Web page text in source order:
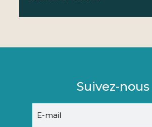
Suivez-nous
mail